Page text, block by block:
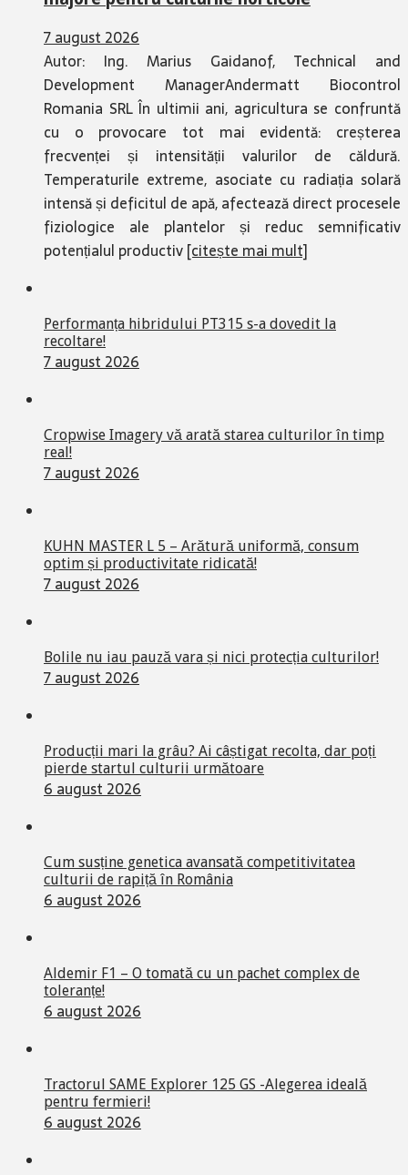
7 august 2026
Autor: Ing. Marius Gaidanof, Technical and
Development ManagerAndermatt Biocontrol
Romania SRL În ultimii ani, agricultura se confruntă
cu o provocare tot mai evidentă: creșterea
frecvenței și intensității valurilor de căldură.
Temperaturile extreme, asociate cu radiația solară
intensă și deficitul de apă, afectează direct procesele
fiziologice ale plantelor și reduc semnificativ
potențialul productiv[citește mai mult]
Performanța hibridului PT315 s-a dovedit la
recoltare!
7 august 2026
Cropwise Imagery vă arată starea culturilor în timp
real!
7 august 2026
KUHN MASTER L 5 – Arătură uniformă, consum
optim și productivitate ridicată!
7 august 2026
Bolile nu iau pauză vara și nici protecția culturilor!
7 august 2026
Producții mari la grâu? Ai câștigat recolta, dar poți
pierde startul culturii următoare
6 august 2026
Cum susține genetica avansată competitivitatea
culturii de rapiță în România
6 august 2026
Aldemir F1 – O tomată cu un pachet complex de
toleranțe!
6 august 2026
Tractorul SAME Explorer 125 GS -Alegerea ideală
pentru fermieri!
6 august 2026